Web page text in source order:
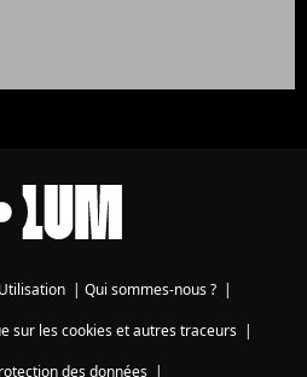
| Qui sommes-nous ? |
sur les cookies et autres traceurs|
des données|